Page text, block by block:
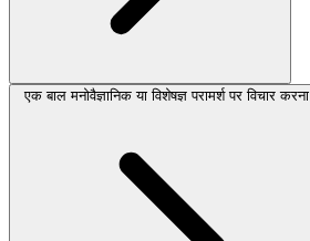
एक बाल मनोवैज्ञानिक या विशेषज्ञ परामर्श पर विचार करना